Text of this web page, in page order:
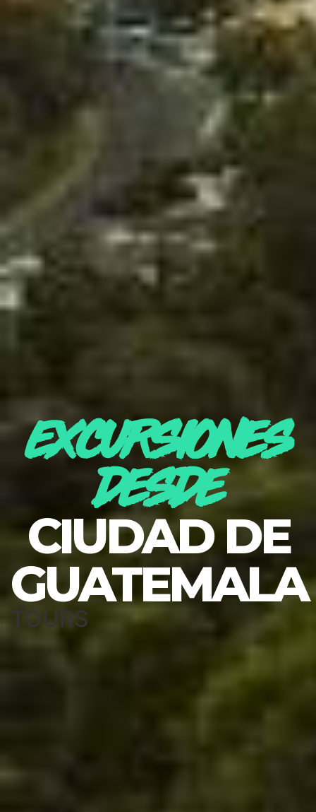
EXCURSIONES
DESDE
CIUDAD DE
GUATEMALA
TOURS